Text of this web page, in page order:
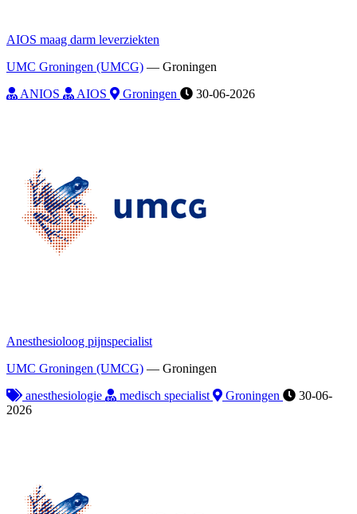
AIOS maag darm leverziekten
UMC Groningen (UMCG) — Groningen
ANIOS
AIOS Groningen 30-06-2026
Anesthesioloog pijnspecialist
UMC Groningen (UMCG) — Groningen
anesthesiologie
medisch specialist Groningen
30-06-
2026